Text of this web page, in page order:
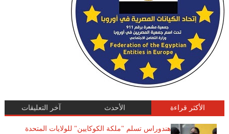
الأكثر قراءة الأحدث آخر التعليقات
هندوراس تسلم "ملكة الكوكايين" للولايات المتحدة